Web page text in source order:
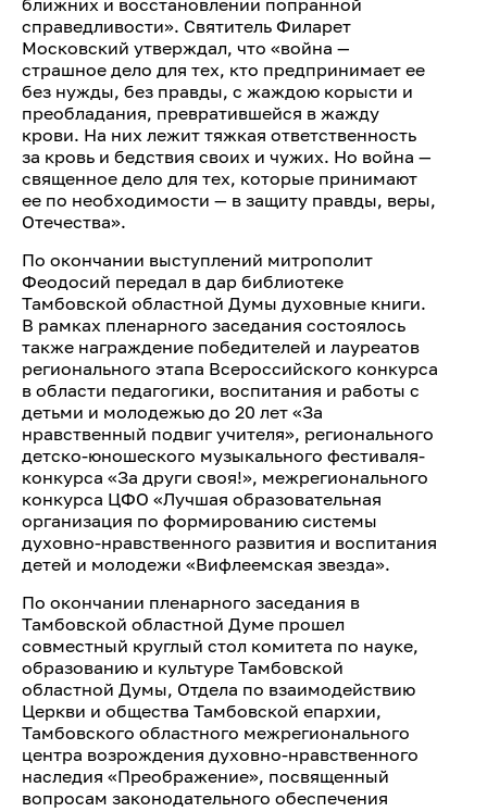
ближних и восстановлении попранной
справедливости». Святитель Филарет
Московский утверждал, что «война —
страшное дело для тех, кто предпринимает ее
без нужды, без правды, с жаждою корысти и
преобладания, превратившейся в жажду
крови. На них лежит тяжкая ответственность
за кровь и бедствия своих и чужих. Но война —
священное дело для тех, которые принимают
ее по необходимости — в защиту правды, веры,
Отечества».
По окончании выступлений митрополит
Феодосий передал в дар библиотеке
Тамбовской областной Думы духовные книги.
В рамках пленарного заседания состоялось
также награждение победителей и лауреатов
регионального этапа Всероссийского конкурса
в области педагогики, воспитания и работы с
детьми и молодежью до 20 лет «За
нравственный подвиг учителя», регионального
детско-юношеского музыкального фестиваля-
конкурса «За други своя!», межрегионального
конкурса ЦФО «Лучшая образовательная
организация по формированию системы
духовно-нравственного развития и воспитания
детей и молодежи «Вифлеемская звезда».
По окончании пленарного заседания в
Тамбовской областной Думе прошел
совместный круглый стол комитета по науке,
образованию и культуре Тамбовской
областной Думы, Отдела по взаимодействию
Церкви и общества Тамбовской епархии,
Тамбовского областного межрегионального
центра возрождения духовно-нравственного
наследия «Преображение», посвященный
вопросам законодательного обеспечения